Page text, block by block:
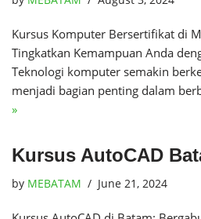
Kursus Komputer Bersertifikat di
Tingkatkan Kemampuan Anda
Teknologi komputer semakin
menjadi bagian penting dalam
»
Kursus AutoCAD
by MEBATAM June 21, 2024